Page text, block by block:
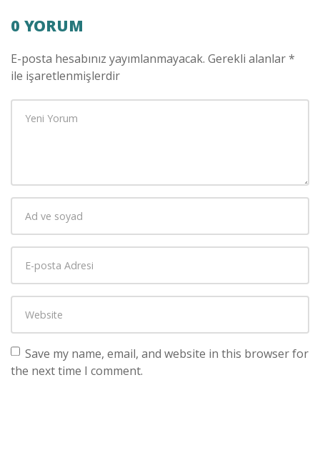
0 YORUM
E-posta hesabınız yayımlanmayacak. Gerekli alanlar*
ile işaretlenmişlerdir
Save my name, email, and website in this browser for
the next time I comment.